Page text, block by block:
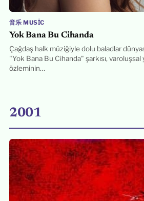
音乐 MUSIC
Yok Bana Bu Cihanda
Çağdaş halk müziğiyle dolu baladlar
"Yok Bana Bu Cihanda" şarkısı, varoluşsal
özleminin…
2001